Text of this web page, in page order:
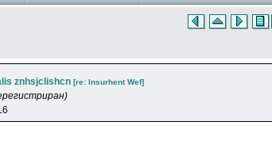
znhsjclishcn [re: lnsurhent Wef]